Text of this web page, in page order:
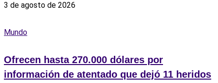
3 de agosto de 2026
Mundo
Ofrecen hasta 270.000 dólares por
información de atentado que dejó 11 heridos